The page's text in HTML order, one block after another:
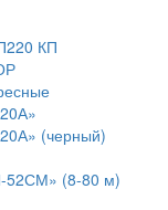
КП
(черный)
(8-80 м)